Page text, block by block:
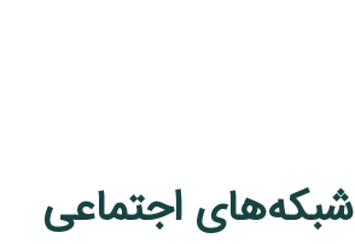
اجتماعی